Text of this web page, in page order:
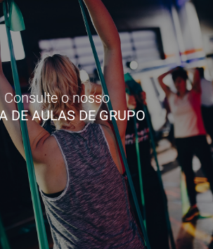
Consulte o nosso
DE AULAS DE GRUPO